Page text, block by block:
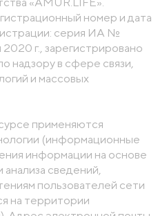
номер и дата
серия ИА №
г., зарегистрировано
надзору в сфере связи,
и массовых
применяются
(информационные
информации на основе
сведений,
пользователей сети
на территории